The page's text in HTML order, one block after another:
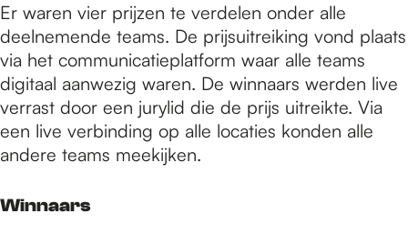
Er waren vier prijzen te verdelen onder alle
deelnemende teams. De prijsuitreiking vond plaats
via het communicatieplatform waar alle teams
digitaal aanwezig waren. De winnaars werden live
verrast door een jurylid die de prijs uitreikte. Via
een live verbinding op alle locaties konden alle
andere teams meekijken.
Winnaars